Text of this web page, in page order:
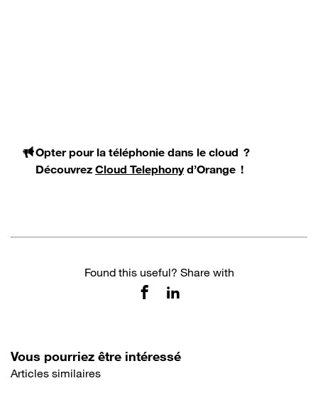
Opter pour la téléphonie dans le cloud ?
Découvrez Cloud Telephonyd’Orange !
Found this useful? Share with
Vous pourriez être intéressé
Articles similaires